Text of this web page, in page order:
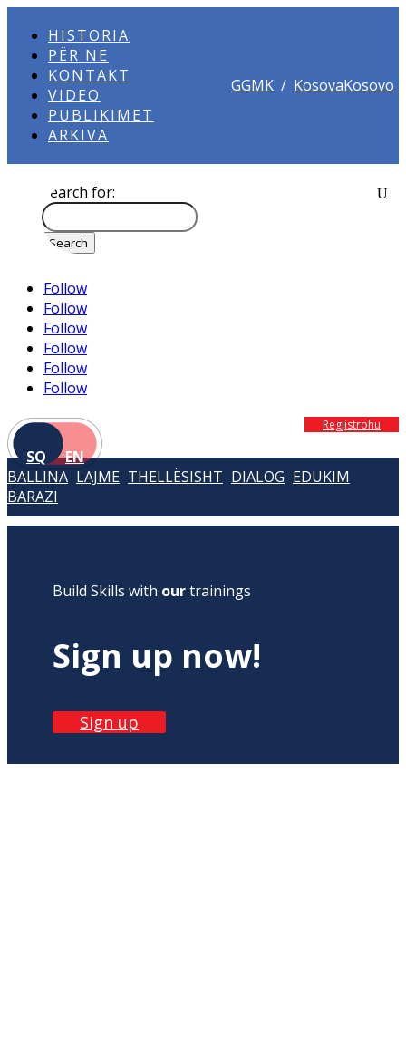
HISTORIA
PËR NE
KONTAKT
VIDEO
PUBLIKIMET
ARKIVA
GGMK / KosovaKosovo
Search for:
Follow
Follow
Follow
Follow
Follow
Follow
SQ EN
Regjistrohu
BALLINA LAJME THELLËSISHT DIALOG EDUKIM
BARAZI
Build Skills with ourtrainings
Sign up now!
Sign up